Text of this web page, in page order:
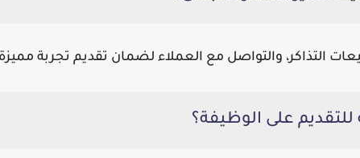
التذاكر، والتواصل مع العملاء لضمان تقديم تجربة